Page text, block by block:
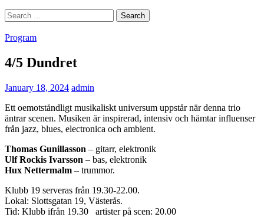
Search
for:
Program
4/5 Dundret
January 18, 2024 admin
Ett oemotståndligt musikaliskt universum uppstår när denna trio
äntrar scenen. Musiken är inspirerad, intensiv och hämtar influenser
från jazz, blues, electronica och ambient.
Thomas Gunillasson – gitarr, elektronik
Ulf Rockis Ivarsson – bas, elektronik
Hux Nettermalm – trummor.
Klubb 19 serveras från 19.30-22.00.
Lokal: Slottsgatan 19, Västerås.
Tid: Klubb ifrån 19.30 artister på scen: 20.00